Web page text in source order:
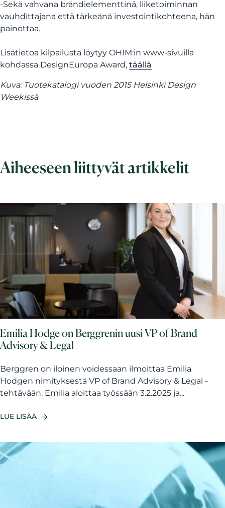
-Sekä vahvana brändielementtinä, liiketoiminnan
vauhdittajana että tärkeänä investointikohteena, hän
painottaa.
Lisätietoa kilpailusta löytyy OHIM:in www-sivuilla
kohdassa DesignEuropa Award, täällä
Kuva: Tuotekatalogi vuoden 2015 Helsinki Design
Weekissä
Aiheeseen liittyvät artikkelit
Emilia Hodge on Berggrenin uusi VP of Brand
Advisory & Legal
Berggren on iloinen voidessaan ilmoittaa Emilia
Hodgen nimityksestä VP of Brand Advisory & Legal -
tehtävään. Emilia aloittaa työssään 3.2.2025 ja...
LUE LISÄÄ